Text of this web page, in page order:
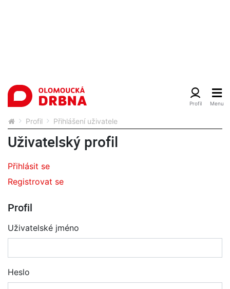
Profil Přihlášení uživatele
Uživatelský profil
Přihlásit se
Registrovat se
Profil
Uživatelské jméno
Heslo